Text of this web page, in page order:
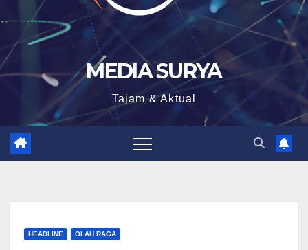
MEDIA SURYA
Tajam & Aktual
HEADLINE OLAH RAGA